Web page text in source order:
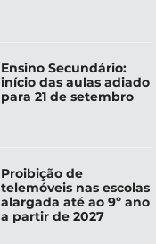
Ensino Secundário:
início das aulas adiado
para 21 de setembro
Proibição de
telemóveis nas escolas
alargada até ao 9º ano
a partir de 2027